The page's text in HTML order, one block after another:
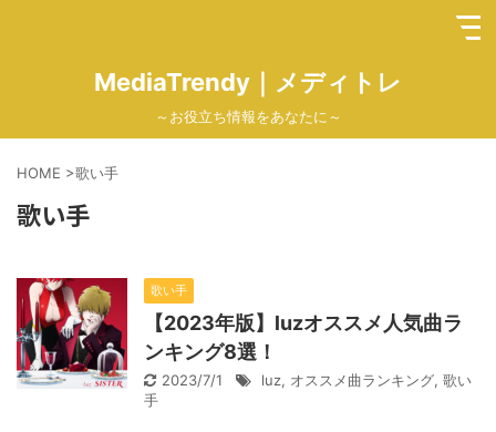
MediaTrendy｜メディトレ
～お役立ち情報をあなたに～
HOME >歌い手
歌い手
歌い手
【2023年版】luzオススメ人気曲ラ
ンキング8選！
2023/7/1 luz, オススメ曲ランキング, 歌い
手